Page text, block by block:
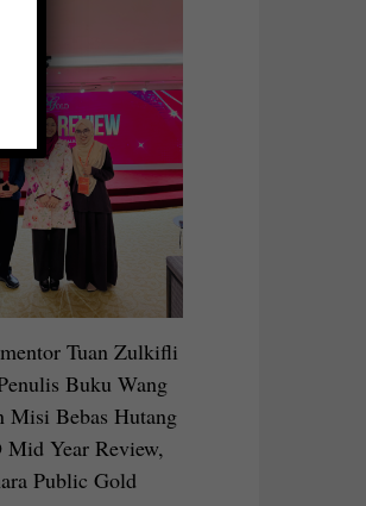
Tuan Zulkifli
Buku Wang
Misi Bebas Hutang
Year Review,
Public Gold